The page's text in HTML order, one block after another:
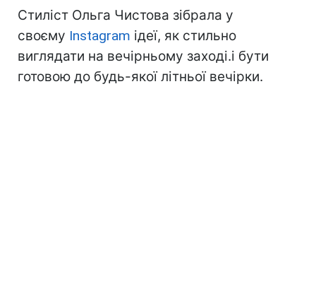
Стиліст Ольга Чистова зібрала у
своєму Instagram ідеї, як стильно
виглядати на вечірньому заході.і бути
готовою до будь-якої літньої вечірки.